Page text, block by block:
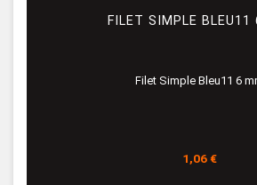
FILET SIMPLE BLEU11
Filet Simple Bleu11 6
Prix
1,06 €